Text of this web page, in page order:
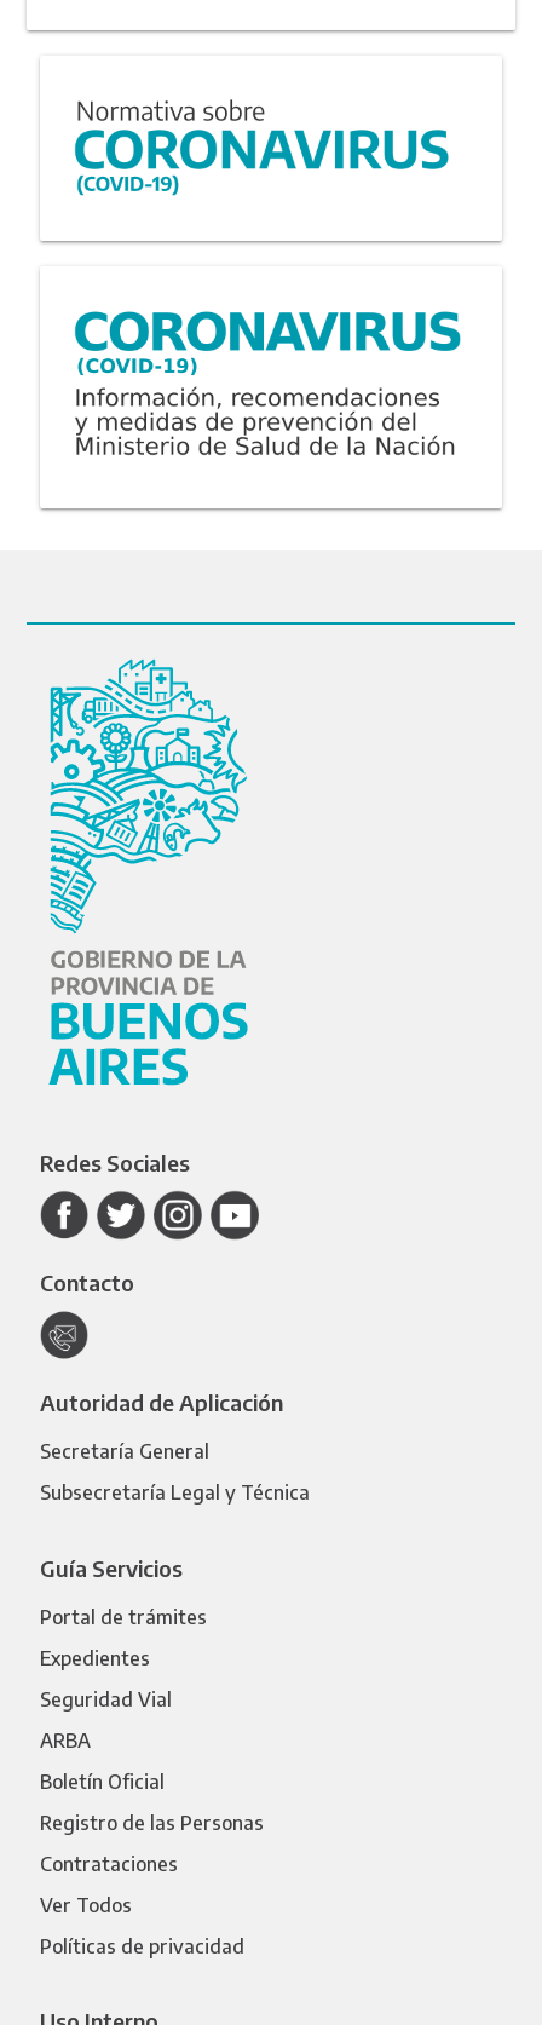
Redes Sociales
Contacto
Autoridad de Aplicación
Secretaría General
Subsecretaría Legal y Técnica
Guía Servicios
Portal de trámites
Expedientes
Seguridad Vial
ARBA
Boletín Oficial
Registro de las Personas
Contrataciones
Ver Todos
Políticas de privacidad